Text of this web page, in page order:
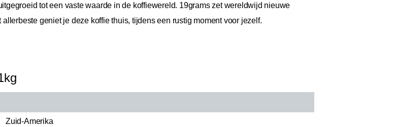
tot een vaste waarde in de koffiewereld. 19grams zet wereldwijd nieuwe
geniet je deze koffie thuis, tijdens een rustig moment voor jezelf.
Zuid-Amerika